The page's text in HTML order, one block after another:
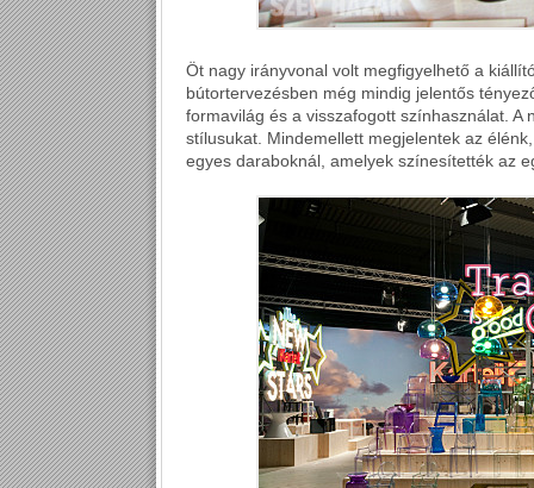
Öt nagy irányvonal volt megfigyelhető a
bútortervezésben még mindig jelentős
formavilág és a visszafogott színhasználat. A
stílusukat. Mindemellett megjelentek az
egyes daraboknál, amelyek színesítették az